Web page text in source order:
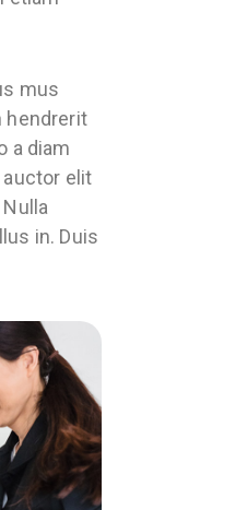
mus
hendrerit
a diam
elit
in. Duis